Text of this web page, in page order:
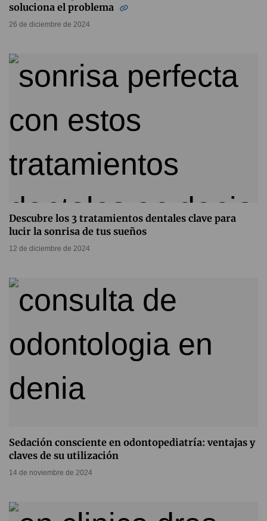
soluciona el problema
26 de diciembre de 2024
Descubre los 3 tratamientos dentales clave para
lucir la sonrisa de tus sueños
12 de diciembre de 2024
Sedación consciente en odontopediatría: ventajas y
claves de su utilización
14 de noviembre de 2024